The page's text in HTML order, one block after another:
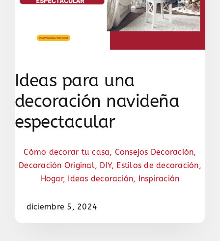
Ideas para una
decoración navideña
espectacular
Cómo decorar tu casa, Consejos Decoración,
Decoración Original, DIY, Estilos de decoración,
Hogar, Ideas decoración, Inspiración
diciembre 5, 2024